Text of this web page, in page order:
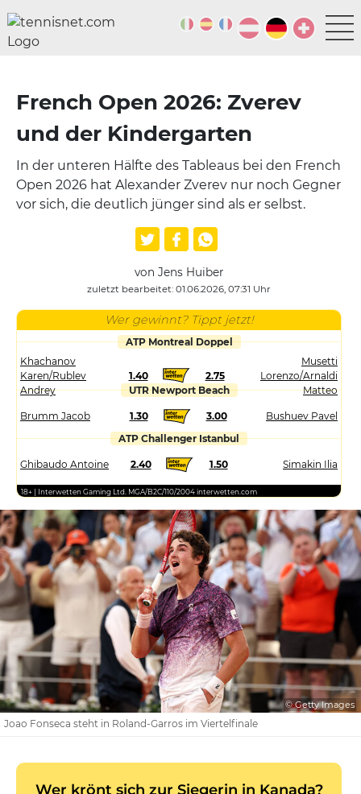
French Open 2026: Zverev
und der Kindergarten
In der unteren Hälfte des Tableaus bei den French
Open 2026 hat Alexander Zverev nur noch Gegner
vor sich, die deutlich jünger sind als er selbst.
von Jens Huiber
zuletzt bearbeitet: 01.06.2026, 07:31 Uhr
Wer gewinnt? Tippt jetzt!
ATP Montreal Doppel
Khachanov
Karen/Rublev
Andrey
1.40 2.75
Musetti
Lorenzo/Arnaldi
Matteo
UTR Newport Beach
Brumm Jacob 1.30 3.00
Bushuev Pavel
ATP Challenger Istanbul
Ghibaudo Antoine 2.40 1.50 Simakin Ilia
18+ | Interwetten Gaming Ltd. MGA/B2C/110/2004 interwetten.com
© Getty Images
Joao Fonseca steht in Roland-Garros im Viertelfinale